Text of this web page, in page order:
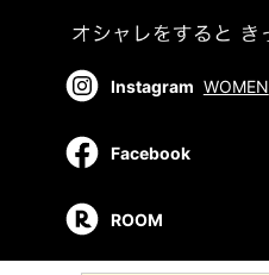
Instagram WOMEN
Facebook
ROOM